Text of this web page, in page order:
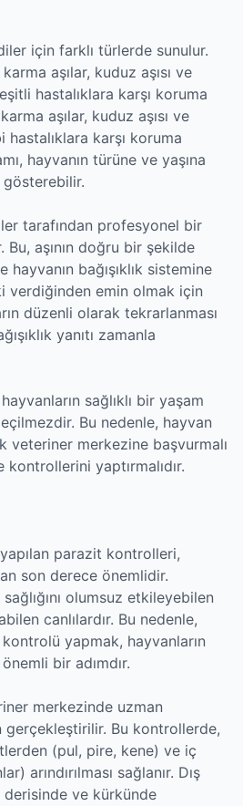
için farklı türlerde sunulur.
aşılar, kuduz aşısı ve
hastalıklara karşı koruma
aşılar, kuduz aşısı ve
hastalıklara karşı koruma
hayvanın türüne ve yaşına
tarafından profesyonel bir
Bu, aşının doğru bir şekilde
bağışıklık sistemine
verdiğinden emin olmak için
düzenli olarak tekrarlanması
yanıtı zamanla
sağlıklı bir yaşam
Bu nedenle, hayvan
veteriner merkezine başvurmalı
kontrollerini yaptırmalıdır.
parazit kontrolleri,
son derece önemlidir.
olumsuz etkileyebilen
canlılardır. Bu nedenle,
yapmak, hayvanların
bir adımdır.
merkezinde uzman
gerçekleştirilir. Bu kontrollerde,
(pul, pire, kene) ve iç
arındırılması sağlanır. Dış
derisinde ve kürkünde